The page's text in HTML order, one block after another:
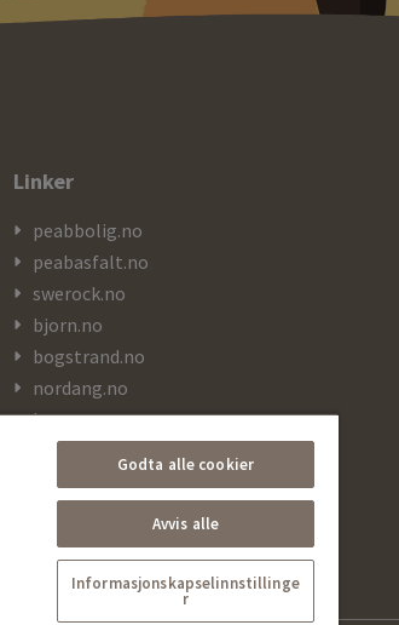
Linker
peabbolig.no
peabasfalt.no
swerock.no
bjorn.no
bogstrand.no
nordang.no
kranor.no
Godta alle cookier
Avvis alle
Informasjonskapselinnstillinge
r